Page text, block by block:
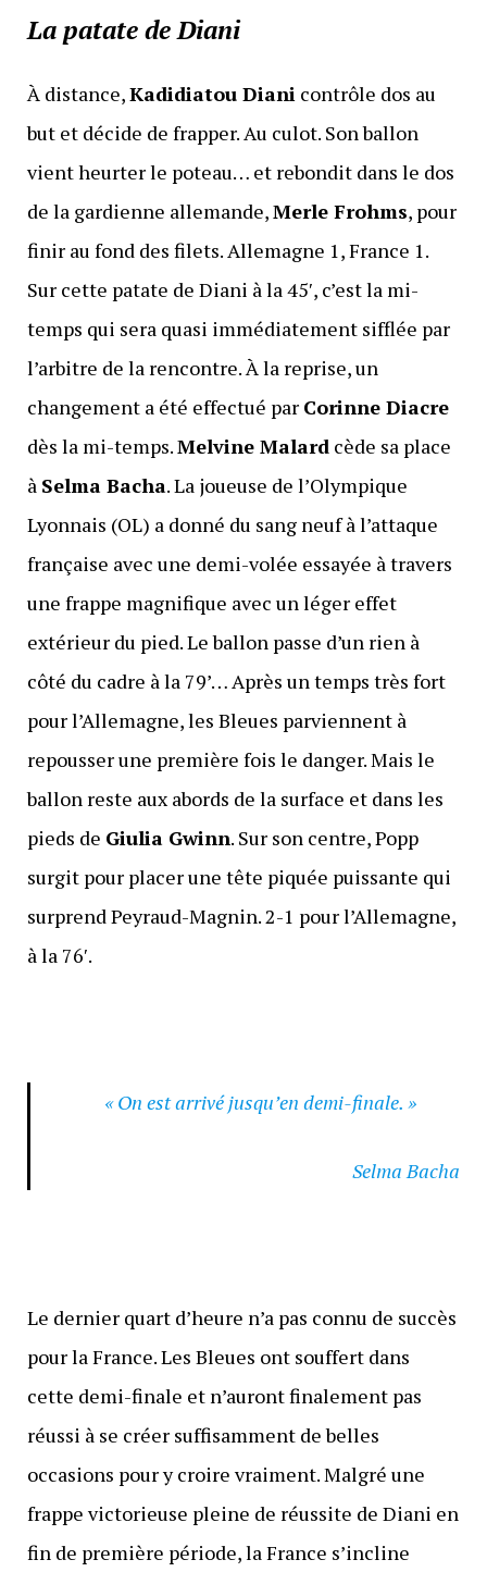
La patate de Diani
À distance,Kadidiatou Dianicontrôle dos au
but et décide de frapper. Au culot. Son ballon
vient heurter le poteau… et rebondit dans le dos
de la gardienne allemande,Merle Frohms, pour
finir au fond des filets. Allemagne 1, France 1.
Sur cette patate de Diani à la 45′, c’est la mi-
temps qui sera quasi immédiatement sifflée par
l’arbitre de la rencontre. À la reprise, un
changement a été effectué par Corinne Diacre
dès la mi-temps.Melvine Malardcède sa place
à Selma Bacha. La joueuse de l’Olympique
Lyonnais (OL) a donné du sang neuf à l’attaque
française avec une demi-volée essayée à travers
une frappe magnifique avec un léger effet
extérieur du pied. Le ballon passe d’un rien à
côté du cadre à la 79’… Après un temps très fort
pour l’Allemagne, les Bleues parviennent à
repousser une première fois le danger. Mais le
ballon reste aux abords de la surface et dans les
pieds de Giulia Gwinn. Sur son centre, Popp
surgit pour placer une tête piquée puissante qui
surprend Peyraud-Magnin. 2-1 pour l’Allemagne,
à la 76′.
« On est arrivé jusqu’en demi-finale. »
Selma Bacha
Le dernier quart d’heure n’a pas connu de succès
pour la France. Les Bleues ont souffert dans
cette demi-finale et n’auront finalement pas
réussi à se créer suffisamment de belles
occasions pour y croire vraiment. Malgré une
frappe victorieuse pleine de réussite de Diani en
fin de première période, la France s’incline